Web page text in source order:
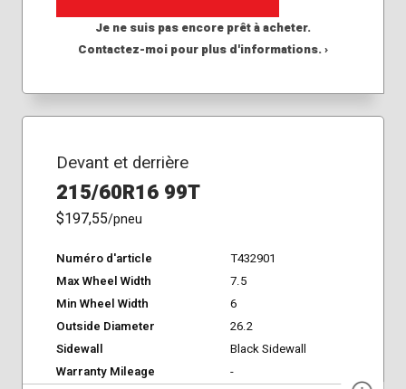
Je ne suis pas encore prêt à acheter.
Contactez-moi pour plus d'informations. ›
Devant et derrière
215/60R16 99T
$197,55/pneu
Numéro d'article
T432901
Max Wheel Width
7.5
Min Wheel Width
6
Outside Diameter
26.2
Sidewall
Black Sidewall
Warranty Mileage
-